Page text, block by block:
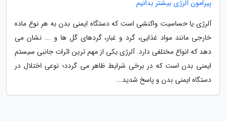
پیرامون آلرژی بیشتر بدانیم
آلرژی یا حساسیت واکنشی است که دستگاه ایمنی بدن به هر نوع ماده
خارجی مانند مواد غذایی، گرد و غبار، گردهای گل ها و ... نشان می
دهد که انواع مختلفی دارد. آلرژی یکی از مهم ترین اثرات جانبی سیستم
ایمنی بدن است که در برخی شرایط ظاهر می گردد؛ نوعی اختلال در
دستگاه ایمنی بدن و پاسخ شدید...